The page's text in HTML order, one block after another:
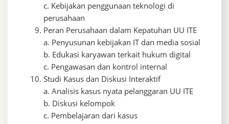
c. Kebijakan penggunaan teknologi di
perusahaan
Peran Perusahaan dalam Kepatuhan UU ITE
a. Penyusunan kebijakan IT dan media sosial
b. Edukasi karyawan terkait hukum digital
c. Pengawasan dan kontrol internal
Studi Kasus dan Diskusi Interaktif
a. Analisis kasus nyata pelanggaran UU ITE
b. Diskusi kelompok
c. Pembelajaran dari kasus